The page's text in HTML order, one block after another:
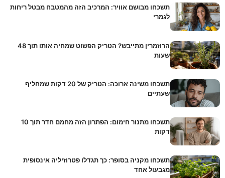
תשכחו מבושם אוויר: המרכיב הזה מהמטבח מבטל ריחות
לגמרי
הרוזמרין מתייבש? הטריק הפשוט שמחיה אותו תוך 48
שעות
תשכחו משינה ארוכה: הטריק של 20 דקות שמחליף
שעתיים
תשכחו מתנור חימום: הפתרון הזה מחמם חדר תוך 10
דקות
תשכחו מקניה בסופר: כך תגדלו פטרוזיליה אינסופית
מגבעול אחד